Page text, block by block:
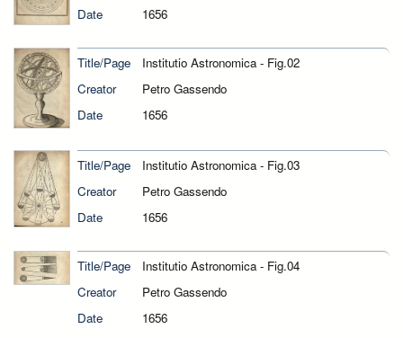
Date
1656
Title/Page
Institutio Astronomica - Fig.02
Creator
Petro Gassendo
Date
1656
Title/Page
Institutio Astronomica - Fig.03
Creator
Petro Gassendo
Date
1656
Title/Page
Institutio Astronomica - Fig.04
Creator
Petro Gassendo
Date
1656